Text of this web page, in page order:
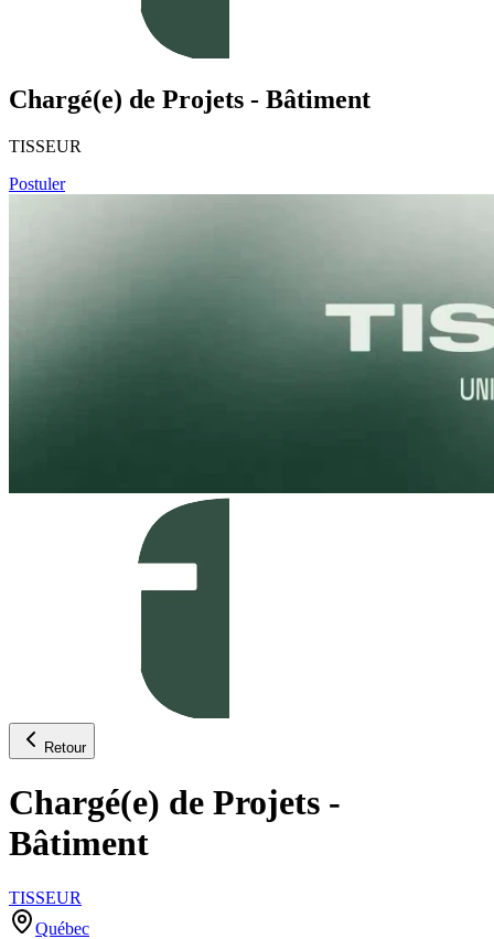
Chargé(e) de Projets - Bâtiment
TISSEUR
Postuler
Retour
Chargé(e) de Projets -
Bâtiment
TISSEUR
Québec